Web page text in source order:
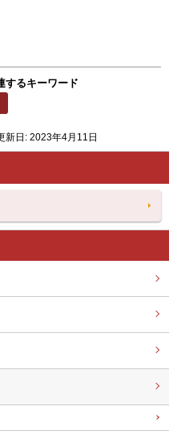
するキーワード
新日: 2023年4月11日